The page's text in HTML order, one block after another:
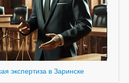
экспертиза в Заринске